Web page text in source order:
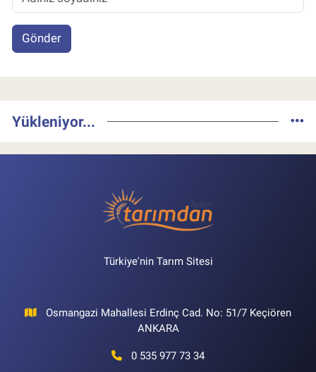
Gönder
Yükleniyor...
Türkiye'nin Tarım Sitesi
Osmangazi Mahallesi Erdinç Cad. No: 51/7 Keçiören
ANKARA
0 535 977 73 34